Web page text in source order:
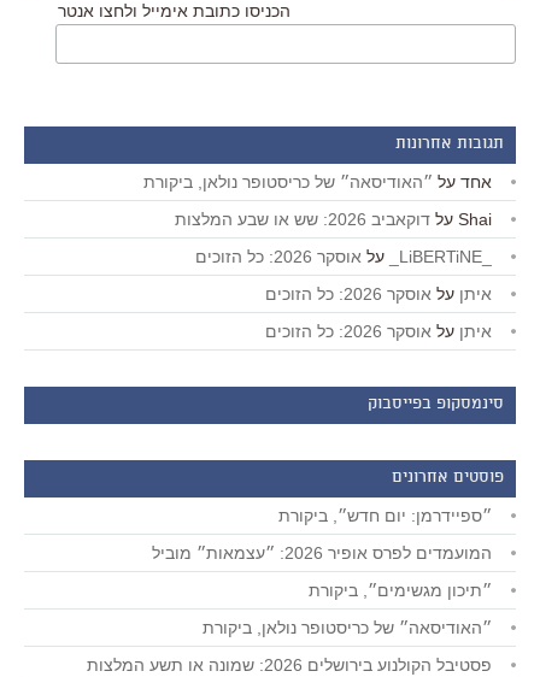
הכניסו כתובת אימייל ולחצו אנטר
תגובות אחרונות
אחד על ״האודיסאה״ של כריסטופר נולאן, ביקורת
Shai על דוקאביב 2026: שש או שבע המלצות
על אוסקר 2026: כל הזוכים
איתן על אוסקר 2026: כל הזוכים
איתן על אוסקר 2026: כל הזוכים
סינמסקופ בפייסבוק
פוסטים אחרונים
״ספיידרמן: יום חדש״, ביקורת
המועמדים לפרס אופיר 2026: ״עצמאות״ מוביל
״תיכון מגשימים״, ביקורת
״האודיסאה״ של כריסטופר נולאן, ביקורת
פסטיבל הקולנוע בירושלים 2026: שמונה או תשע המלצות